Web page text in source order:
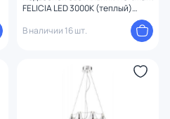
FELICIA LED 3000К (теплый)
В наличии 16 шт.